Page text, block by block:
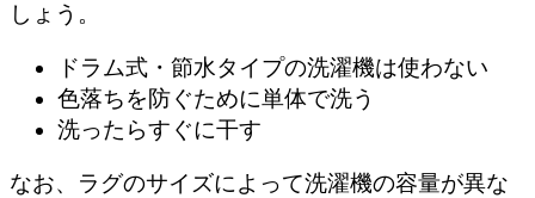
しょう。
ドラム式・節水タイプの洗濯機は使わない
色落ちを防ぐために単体で洗う
洗ったらすぐに干す
なお、ラグのサイズによって洗濯機の容量が異な